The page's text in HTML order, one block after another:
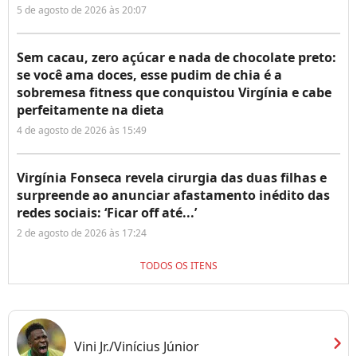
5 de agosto de 2026 às 20:07
Sem cacau, zero açúcar e nada de chocolate preto:
se você ama doces, esse pudim de chia é a
sobremesa fitness que conquistou Virgínia e cabe
perfeitamente na dieta
4 de agosto de 2026 às 15:49
Virgínia Fonseca revela cirurgia das duas filhas e
surpreende ao anunciar afastamento inédito das
redes sociais: ‘Ficar off até...’
2 de agosto de 2026 às 17:24
TODOS OS ITENS
Vini Jr./Vinícius Júnior chevron_right